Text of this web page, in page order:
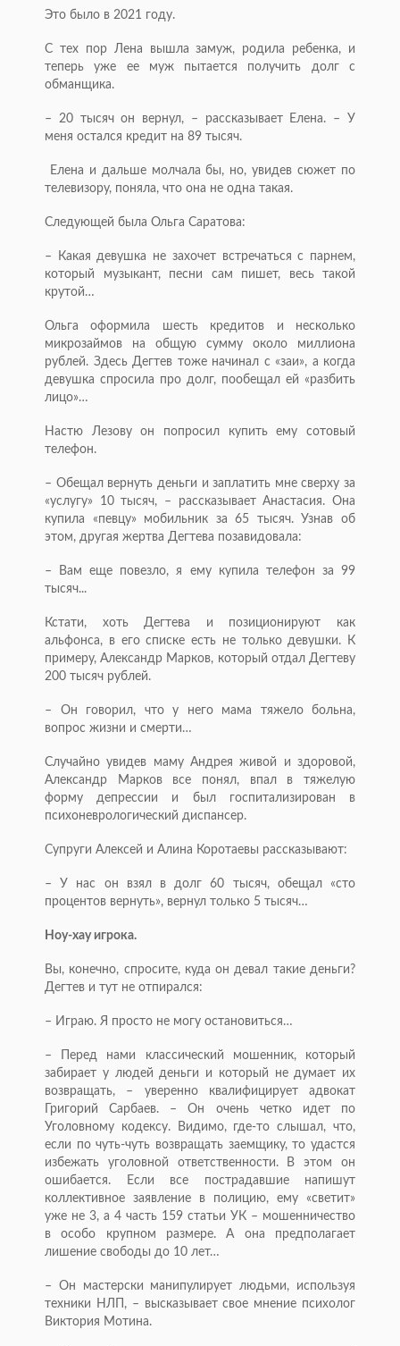
Это было в 2021 году.
С тех пор Лена вышла замуж, родила ребенка, и
теперь уже ее муж пытается получить долг с
обманщика.
– 20 тысяч он вернул, – рассказывает Елена. – У
меня остался кредит на 89 тысяч.
Елена и дальше молчала бы, но, увидев сюжет по
телевизору, поняла, что она не одна такая.
Следующей была Ольга Саратова:
– Какая девушка не захочет встречаться с парнем,
который музыкант, песни сам пишет, весь такой
крутой…
Ольга оформила шесть кредитов и несколько
микрозаймов на общую сумму около миллиона
рублей. Здесь Дегтев тоже начинал с «заи», а когда
девушка спросила про долг, пообещал ей «разбить
лицо»…
Настю Лезову он попросил купить ему сотовый
телефон.
– Обещал вернуть деньги и заплатить мне сверху за
«услугу» 10 тысяч, – рассказывает Анастасия. Она
купила «певцу» мобильник за 65 тысяч. Узнав об
этом, другая жертва Дегтева позавидовала:
– Вам еще повезло, я ему купила телефон за 99
тысяч...
Кстати, хоть Дегтева и позиционируют как
альфонса, в его списке есть не только девушки. К
примеру, Александр Марков, который отдал Дегтеву
200 тысяч рублей.
– Он говорил, что у него мама тяжело больна,
вопрос жизни и смерти…
Случайно увидев маму Андрея живой и здоровой,
Александр Марков все понял, впал в тяжелую
форму депрессии и был госпитализирован в
психоневрологический диспансер.
Супруги Алексей и Алина Коротаевы рассказывают:
– У нас он взял в долг 60 тысяч, обещал «сто
процентов вернуть», вернул только 5 тысяч…
Ноу-хау игрока.
Вы, конечно, спросите, куда он девал такие деньги?
Дегтев и тут не отпирался:
– Играю. Я просто не могу остановиться…
– Перед нами классический мошенник, который
забирает у людей деньги и который не думает их
возвращать, – уверенно квалифицирует адвокат
Григорий Сарбаев. – Он очень четко идет по
Уголовному кодексу. Видимо, где-то слышал, что,
если по чуть-чуть возвращать заемщику, то удастся
избежать уголовной ответственности. В этом он
ошибается. Если все пострадавшие напишут
коллективное заявление в полицию, ему «светит»
уже не 3, а 4 часть 159 статьи УК – мошенничество
в особо крупном размере. А она предполагает
лишение свободы до 10 лет…
– Он мастерски манипулирует людьми, используя
техники НЛП, – высказывает свое мнение психолог
Виктория Мотина.